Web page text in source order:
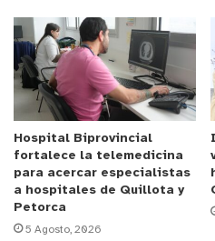
nuestra tierra y
favoreciendo la calidad
un rubro que entra por la
flores con color definido
más atractivo para el
insumos han subido
fertilizantes sintéticos
por ello nos conviene
que la tierra absorbe
permite también sembrar
Hospital Biprovincial
fortalece la telemedicina
para acercar especialistas
a hospitales de Quillota y
Petorca
5 Agosto, 2026